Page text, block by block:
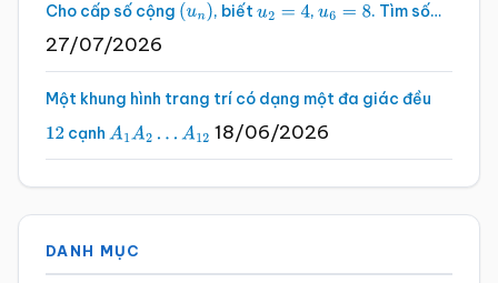
Cho cấp số cộng (un), biếtu2 =4 , u6 =8 . Tìm số…
27/07/2026
Một khung hình trang trí có dạng một đa giác đều
12 cạnh A1A2…A 12 18/06/2026
DANH MỤC